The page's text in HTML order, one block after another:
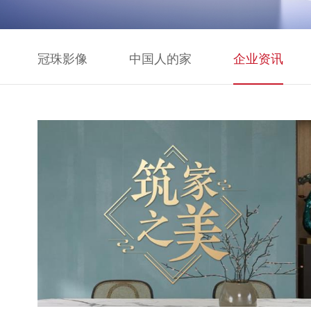
冠珠影像 中国人的家 企业资讯